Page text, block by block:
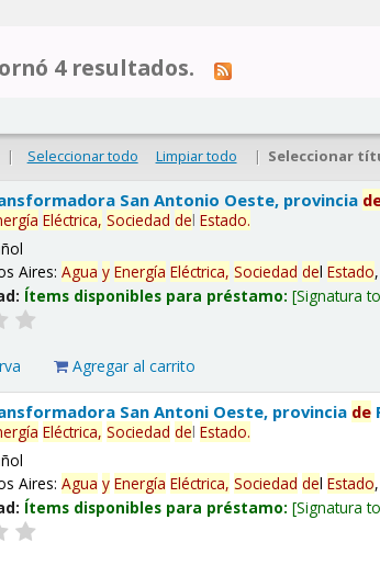
4 resultados.
| Seleccionar todo Limpiar todo | Seleccionar
San Antonio Oeste, provincia
Eléctrica, Sociedad delEstado.
Aires:Agua y Energía Eléctrica, Sociedad delEstado
Ítems disponibles para préstamo: Signatura
Agregar al carrito
San Antoni Oeste, provincia de
Eléctrica, Sociedad delEstado.
Aires:Agua y Energía Eléctrica, Sociedad delEstado
Ítems disponibles para préstamo: Signatura